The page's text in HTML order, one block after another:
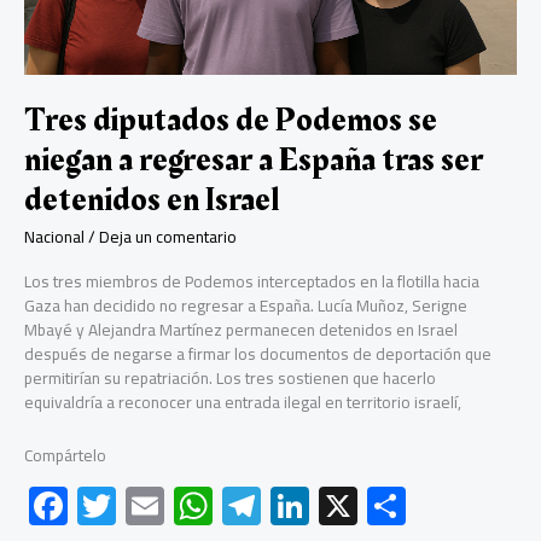
Tres diputados de Podemos se
niegan a regresar a España tras ser
detenidos en Israel
Nacional/Deja un comentario
Los tres miembros de Podemos interceptados en la flotilla hacia
Gaza han decidido no regresar a España. Lucía Muñoz, Serigne
Mbayé y Alejandra Martínez permanecen detenidos en Israel
después de negarse a firmar los documentos de deportación que
permitirían su repatriación. Los tres sostienen que hacerlo
equivaldría a reconocer una entrada ilegal en territorio israelí,
Compártelo
F T E W Te Li X